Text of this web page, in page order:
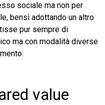
sociale ma non per
bensì adottando un altro
pur sempre di
ma con modalità diverse
value